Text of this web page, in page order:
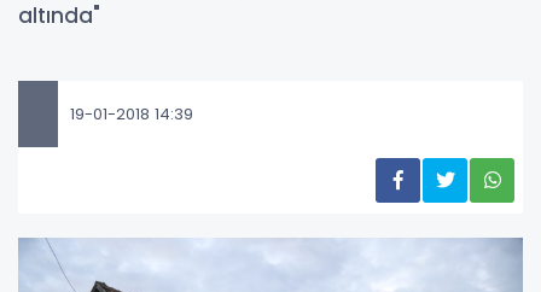
altında"
19-01-2018 14:39